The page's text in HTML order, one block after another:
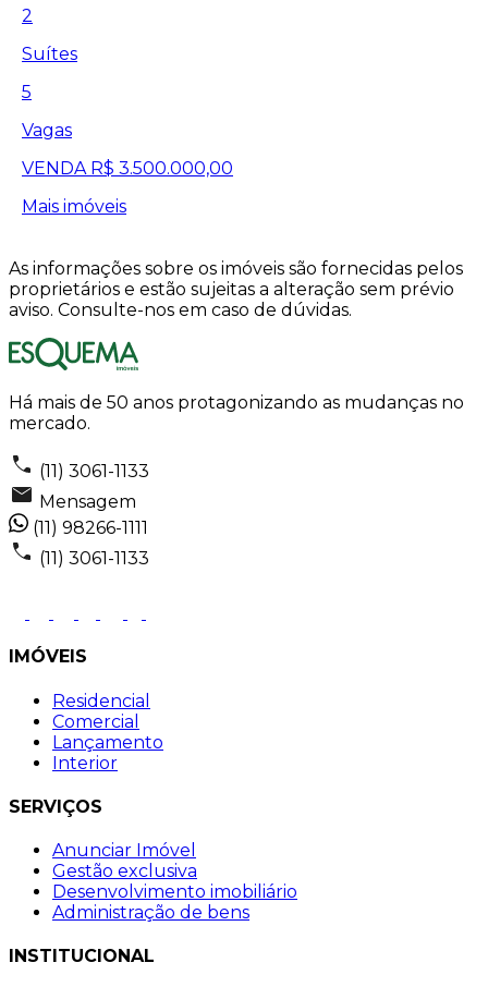
2
Suítes
5
Vagas
VENDA R$ 3.500.000,00
Mais imóveis
As informações sobre os imóveis são fornecidas pelos
proprietários e estão sujeitas a alteração sem prévio
aviso. Consulte-nos em caso de dúvidas.
Há mais de 50 anos protagonizando as mudanças no
mercado.
(11) 3061-1133
Mensagem
(11) 98266-1111
(11) 3061-1133
IMÓVEIS
Residencial
Comercial
Lançamento
Interior
SERVIÇOS
Anunciar Imóvel
Gestão exclusiva
Desenvolvimento imobiliário
Administração de bens
INSTITUCIONAL